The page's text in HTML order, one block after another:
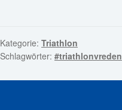
Kategorie:Triathlon
Schlagwörter:#triathlonvreden